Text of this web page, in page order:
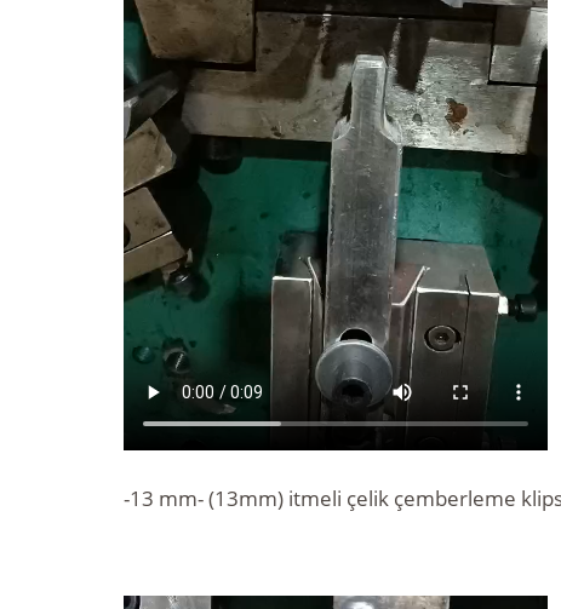
-13 mm- (13mm) itmeli çelik çemberleme